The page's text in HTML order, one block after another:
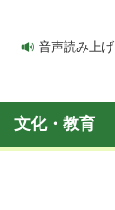
音声読み上げ
文化・教育